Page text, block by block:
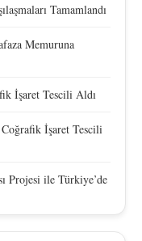
Tamamlandı
Memuruna
İşaret Tescili Aldı
Coğrafik İşaret Tescili
Projesi ile Türkiye’de